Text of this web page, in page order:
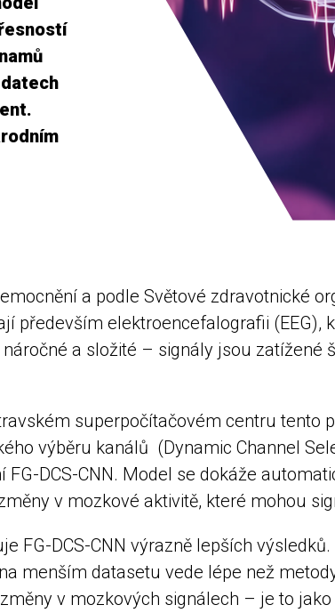
a podle Světové zdravotnické
především elektroencefalografii
a složité – signály jsou
superpočítačovém centru
výběru kanálů (Dynamic Channel
DCS-CNN. Model se dokáže
v mozkové aktivitě, které mohou
FG-DCS-CNN výrazně lepších
menším datasetu vede lépe než
v mozkových signálech – je to